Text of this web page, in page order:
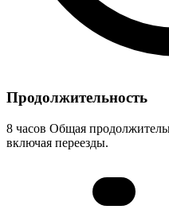
Продолжительность
8 часов Общая
включая переезды.